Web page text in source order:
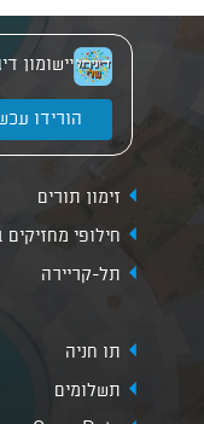
יישומון
הורידו
זימון תורים
חילופי מחזיקים
תל-קריירה
תו חניה
תשלומים